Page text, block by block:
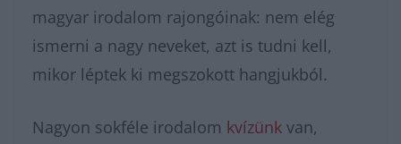
magyar irodalom rajongóinak: nem elég
ismerni a nagy neveket, azt is tudni kell,
mikor léptek ki megszokott hangjukból.
Nagyon sokféle irodalom kvízünk van,